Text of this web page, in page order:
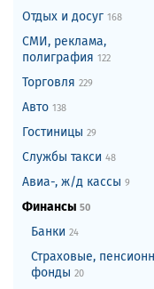
Отдых и досуг 168
СМИ, реклама,
полиграфия 122
Торговля 229
Авто 138
Гостиницы 29
Службы такси 48
Авиа-, ж/д кассы 9
Финансы 50
Банки 24
Страховые,
фонды 20